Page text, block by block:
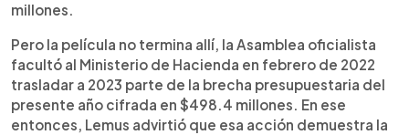
millones.
Pero la película no termina allí, la Asamblea oficialista
facultó al Ministerio de Hacienda en febrero de 2022
trasladar a 2023 parte de la brecha presupuestaria del
presente año cifrada en $498.4 millones. En ese
entonces, Lemus advirtió que esa acción demuestra la